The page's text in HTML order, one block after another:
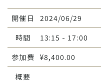
開催日
2024/06/29
時間
13:15 - 17:00
参加費
¥8,400.00
概要